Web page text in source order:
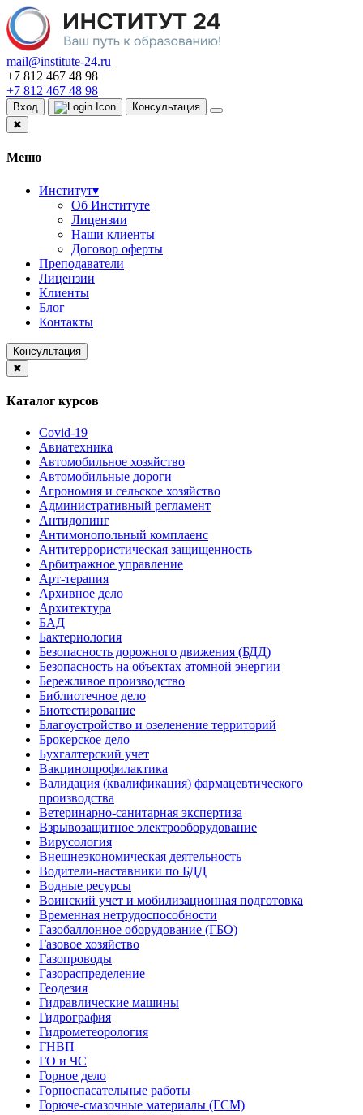
mail@institute-24.ru
+7 812 467 48 98
+7 812 467 48 98
Вход
Консультация
✖
Меню
Институт▾
Об Институте
Лицензии
Наши клиенты
Договор оферты
Преподаватели
Лицензии
Клиенты
Блог
Контакты
Консультация
✖
Каталог курсов
Covid-19
Авиатехника
Автомобильное хозяйство
Автомобильные дороги
Агрономия и сельское хозяйство
Административный регламент
Антидопинг
Антимонопольный комплаенс
Антитеррористическая защищенность
Арбитражное управление
Арт-терапия
Архивное дело
Архитектура
БАД
Бактериология
Безопасность дорожного движения (БДД)
Безопасность на объектах атомной энергии
Бережливое производство
Библиотечное дело
Биотестирование
Благоустройство и озеленение территорий
Брокерское дело
Бухгалтерский учет
Вакцинопрофилактика
Валидация (квалификация) фармацевтического
производства
Ветеринарно-санитарная экспертиза
Взрывозащитное электрооборудование
Вирусология
Внешнеэкономическая деятельность
Водители-наставники по БДД
Водные ресурсы
Воинский учет и мобилизационная подготовка
Временная нетрудоспособности
Газобаллонное оборудование (ГБО)
Газовое хозяйство
Газопроводы
Газораспределение
Геодезия
Гидравлические машины
Гидрография
Гидрометеорология
ГНВП
ГО и ЧС
Горное дело
Горноспасательные работы
Горюче-смазочные материалы (ГСМ)